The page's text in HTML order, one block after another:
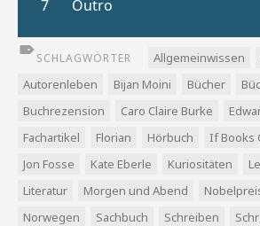
SCHLAGWÖRTER Allgemeinwissen
Autorenleben
Bijan Moini Bücher
Buchrezension
Caro Claire Burke
Fachartikel
Florian Hörbuch
If Books
Jon Fosse
Kate Eberle Kuriositäten
Literatur
Morgen und Abend
Norwegen
Sachbuch Schreiben